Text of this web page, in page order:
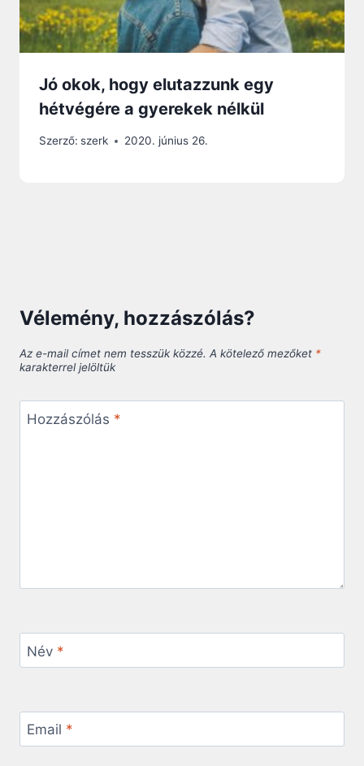
Jó okok, hogy elutazzunk egy
hétvégére a gyerekek nélkül
Szerző: szerk 2020. június 26.
Vélemény, hozzászólás?
Az e-mail címet nem tesszük közzé. A kötelező mezőket *
karakterrel jelöltük
Hozzászólás *
Név *
Email *